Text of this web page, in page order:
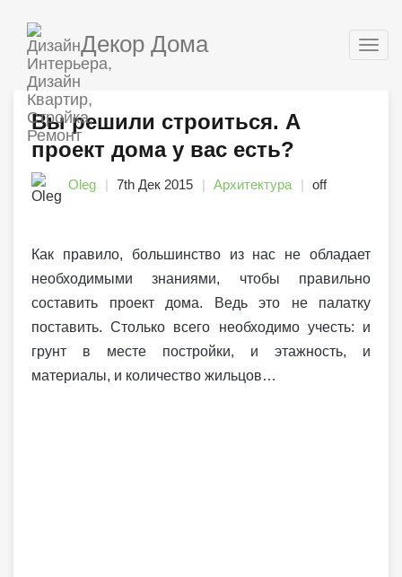
Декор Дома
Вы решили строиться. А
проект дома у вас есть?
Oleg 7th Дек 2015 Архитектура off
Как правило, большинство из нас не обладает
необходимыми знаниями, чтобы правильно
составить проект дома. Ведь это не палатку
поставить. Столько всего необходимо учесть: и
грунт в месте постройки, и этажность, и
материалы, и количество жильцов…